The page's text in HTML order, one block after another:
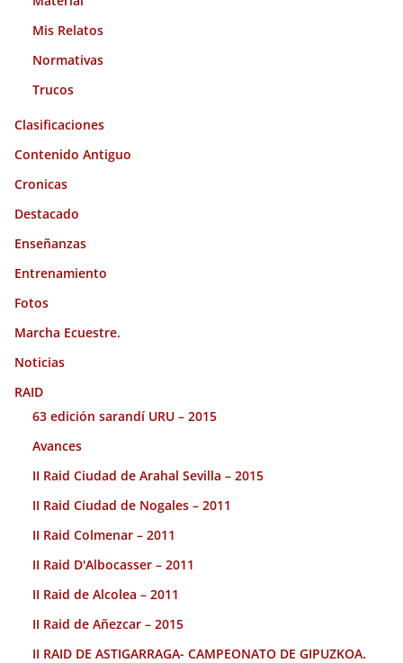
Mis Relatos
Normativas
Trucos
Clasificaciones
Contenido Antiguo
Cronicas
Destacado
Enseñanzas
Entrenamiento
Fotos
Marcha Ecuestre.
Noticias
RAID
63 edición sarandí URU – 2015
Avances
II Raid Ciudad de Arahal Sevilla – 2015
II Raid Ciudad de Nogales – 2011
II Raid Colmenar – 2011
II Raid D'Albocasser – 2011
II Raid de Alcolea – 2011
II Raid de Añezcar – 2015
II RAID DE ASTIGARRAGA- CAMPEONATO DE GIPUZKOA.